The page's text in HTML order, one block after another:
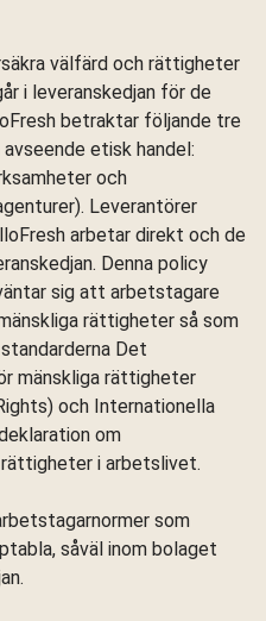
välfärd och rättigheter
i leveranskedjan för de
betraktar följande tre
etisk handel:
och
Leverantörer
arbetar direkt och de
Denna policy
sig att arbetstagare
rättigheter så som
Det
mänskliga rättigheter
och Internationella
om
i arbetslivet.
som
såväl inom bolaget